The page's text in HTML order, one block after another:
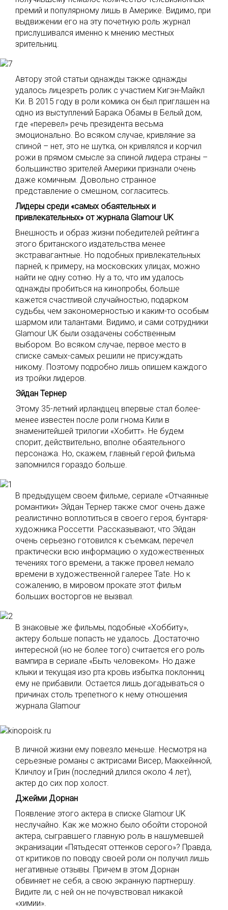
премий и популярному лишь в Америке. Видимо, при
выдвижении его на эту почетную роль журнал
прислушивался именно к мнению местных
зрительниц.
Автору этой статьи однажды также однажды
удалось лицезреть ролик с участием Кигэн-Майкл
Ки. В 2015 году в роли комика он был приглашен на
одно из выступлений Барака Обамы в Белый дом,
где «перевел» речь президента весьма
эмоционально. Во всяком случае, кривляние за
спиной – нет, это не шутка, он кривлялся и корчил
рожи в прямом смысле за спиной лидера страны –
большинство зрителей Америки признали очень
даже комичным. Довольно странное
представление о смешном, согласитесь.
Лидеры среди «самых обаятельных и
привлекательных» от журнала Glamour UK
Внешность и образ жизни победителей рейтинга
этого британского издательства менее
экстравагантные. Но подобных привлекательных
парней, к примеру, на московских улицах, можно
найти не одну сотню. Ну а то, что им удалось
однажды пробиться на кинопробы, больше
кажется счастливой случайностью, подарком
судьбы, чем закономерностью и каким-то особым
шармом или талантами. Видимо, и сами сотрудники
Glamour UK были озадачены собственным
выбором. Во всяком случае, первое место в
списке самых-самых решили не присуждать
никому. Поэтому подробно лишь опишем каждого
из тройки лидеров.
Эйдан Тернер
Этому 35-летний ирландцец впервые стал более-
менее известен после роли гнома Кили в
знаменитейшей трилогии «Хобитт». Не будем
спорит, действительно, вполне обаятельного
персонажа. Но, скажем, главный герой фильма
запомнился гораздо больше.
В предыдущем своем фильме, сериале «Отчаянные
романтики» Эйдан Тернер также смог очень даже
реалистично воплотиться в своего героя, бунтаря-
художника Россетти. Рассказывают, что Эйдан
очень серьезно готовился к съемкам, перечел
практически всю информацию о художественных
течениях того времени, а также провел немало
времени в художественной галерее Tate. Но к
сожалению, в мировом прокате этот фильм
больших восторгов не вызвал.
В знаковые же фильмы, подобные «Хоббиту»,
актеру больше попасть не удалось. Достаточно
интересной (но не более того) считается его роль
вампира в сериале «Быть человеком». Но даже
клыки и текущая изо рта кровь избытка поклонниц
ему не прибавили. Остается лишь догадываться о
причинах столь трепетного к нему отношения
журнала Glamour
В личной жизни ему повезло меньше. Несмотря на
серьезные романы с актрисами Висер, Маккейнной,
Кличлоу и Грин (последний длился около 4 лет),
актер до сих пор холост.
Джейми Дорнан
Появление этого актера в списке Glamour UK
неслучайно. Как же можно было обойти стороной
актера, сыгравшего главную роль в нашумевшей
экранизации «Пятьдесят оттенков серого»? Правда,
от критиков по поводу своей роли он получил лишь
негативные отзывы. Причем в этом Дорнан
обвиняет не себя, а свою экранную партнершу.
Видите ли, с ней он не почувствовал никакой
«химии».